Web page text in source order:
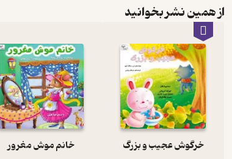
از همین نشر بخوانید
خرگوش عجیب و بزرگ خانم موش مغرور